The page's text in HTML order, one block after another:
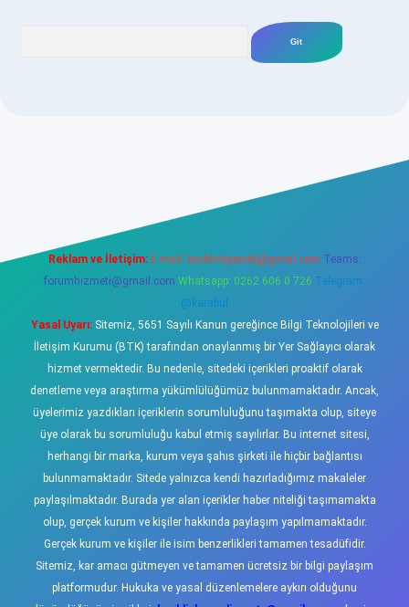
Reklam ve İletişim: E-mail: backlinkpaneli@gmail.com Teams:
forumhizmeti@gmail.com Whatsapp: 0262 606 0 726 Telegram:
@karabul
Yasal Uyarı:Sitemiz, 5651 Sayılı Kanun gereğince Bilgi Teknolojileri ve
İletişim Kurumu (BTK) tarafından onaylanmış bir Yer Sağlayıcı olarak
hizmet vermektedir. Bu nedenle, sitedeki içerikleri proaktif olarak
denetleme veya araştırma yükümlülüğümüz bulunmamaktadır. Ancak,
üyelerimiz yazdıkları içeriklerin sorumluluğunu taşımakta olup, siteye
üye olarak bu sorumluluğu kabul etmiş sayılırlar. Bu internet sitesi,
herhangi bir marka, kurum veya şahıs şirketi ile hiçbir bağlantısı
bulunmamaktadır. Sitede yalnızca kendi hazırladığımız makaleler
paylaşılmaktadır. Burada yer alan içerikler haber niteliği taşımamakta
olup, gerçek kurum ve kişiler hakkında paylaşım yapılmamaktadır.
Gerçek kurum ve kişiler ile isim benzerlikleri tamamen tesadüfidir.
Sitemiz, kar amacı gütmeyen ve tamamen ücretsiz bir bilgi paylaşım
platformudur. Hukuka ve yasal düzenlemelere aykırı olduğunu